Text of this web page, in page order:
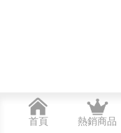
首頁 熱銷商品